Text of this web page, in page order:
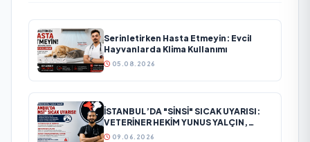
Serinletirken Hasta Etmeyin: Evcil
Hayvanlarda Klima Kullanımı
05.08.2026
İSTANBUL’DA "SİNSİ" SICAK UYARISI:
VETERİNER HEKİM YUNUS YALÇIN,
MAYIS AYINDAKİ GİZLİ TEHLİKEYE
09.06.2026